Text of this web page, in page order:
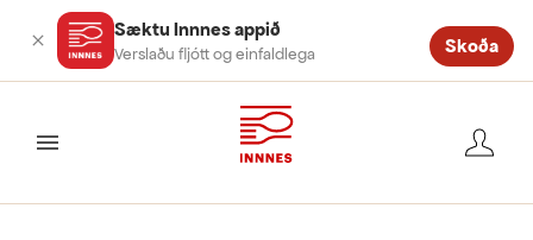
Sæktu Innnes appið
Verslaðu fljótt og einfaldlega Skoða
valmynd